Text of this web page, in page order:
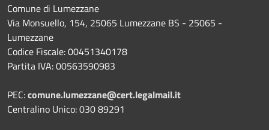
Comune di Lumezzane
Via Monsuello, 154, 25065 Lumezzane BS - 25065 -
Lumezzane
Codice Fiscale: 00451340178
Partita IVA: 00563590983
PEC:comune.lumezzane@cert.legalmail.it
Centralino Unico: 030 89291